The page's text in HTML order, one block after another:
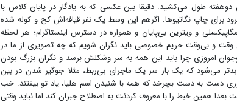
طول می‌کشید. دقیقا بین عکسی که به یادگار در پایان کلاس با
برای چاپ نگاتیوها. اگرهم این وسط یک نفر قیافه‌اش کج و کوله شده
و ویترین بی‌پایان و همواره در دسترس اینستاگرام؛ هر لحظه
و بی‌وقت حریم خصوصی باید نگران شویم که چه تصویری از ما در
امروزی چرا باید این همه به سر وشکلش برسد و نگران بزرگ بودن
می‌شود که یک بار سر یک ماجرای بی‌ربط، مثلا جوگیر شدن در بین
دست به دست بچرخد که همه با شنیدن اسم هلیا، یاد تو بیفتند. خب
همین خبط را با معروف کردنت به اصطلاح جبران کند اما نباید وقتی